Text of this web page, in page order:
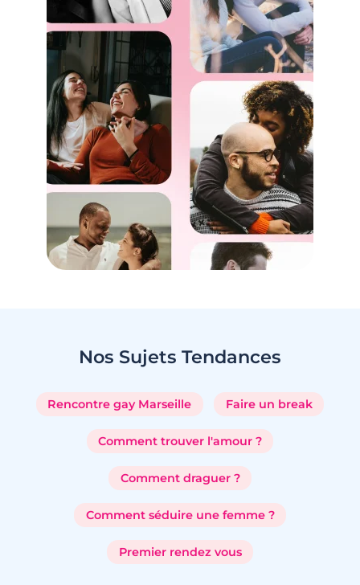
4 minutes
Home Cinema : 13 films pour conclure (à
coup sûr)
Nos Sujets Tendances
Rencontre gay Marseille Faire un break
Comment trouver l'amour ?
Comment draguer ?
Comment séduire une femme ?
Premier rendez vous